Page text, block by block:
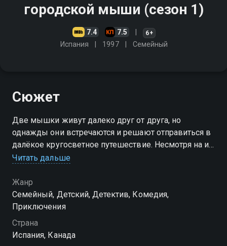
городской мыши (сезон 1)
7.4 7.5 6+
Испания 1997 Cемейный
Сюжет
Две мышки живут далеко друг от друга, но
однажды они встречаются и решают отправиться в
далёкое кругосветное путешествие. Несмотря на их
крошечные размеры, грызуны бесстрашно
Посмотреть онлайн 1 сезон сериала Приключения
деревенской и городской мыши вы можете
совершенно бесплатно в хорошем HD качестве на
Смотрёшке
Читать дальше
Жанр
Cемейный, Детский, Детектив, Комедия,
Приключения
Страна
Испания, Канада